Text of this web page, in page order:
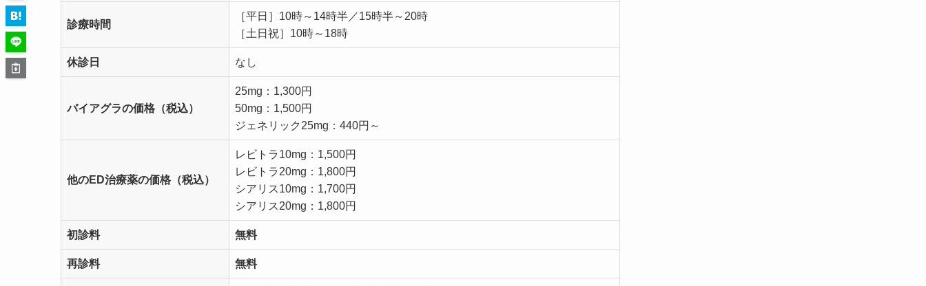
診療時間
［平日］10時～14時半／15時半～20時
［土日祝］10時～18時
休診日 なし
バイアグラの価格（税込）
25mg：1,300円
50mg：1,500円
ジェネリック25mg：440円～
他のED治療薬の価格（税込）
レビトラ10mg：1,500円
レビトラ20mg：1,800円
シアリス10mg：1,700円
シアリス20mg：1,800円
初診料 無料
再診料 無料